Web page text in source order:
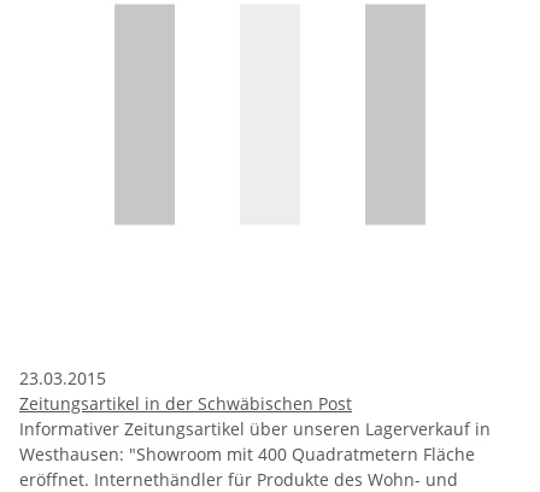
23.03.2015
Zeitungsartikel in der Schwäbischen Post
Informativer Zeitungsartikel über unseren Lagerverkauf in
Westhausen: "Showroom mit 400 Quadratmetern Fläche
eröffnet. Internethändler für Produkte des Wohn- und